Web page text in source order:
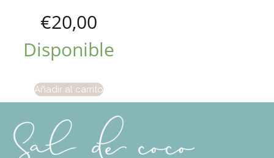
€20,00
Disponible
Añadir al carrito